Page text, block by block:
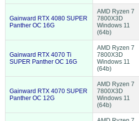
Gainward RTX 4080 SUPER
Panther OC 16G
AMD Ryzen 7
7800X3D
Windows 11
(64b)
Gainward RTX 4070 Ti
SUPER Panther OC 16G
AMD Ryzen 7
7800X3D
Windows 11
(64b)
Gainward RTX 4070 SUPER
Panther OC 12G
AMD Ryzen 7
7800X3D
Windows 11
(64b)